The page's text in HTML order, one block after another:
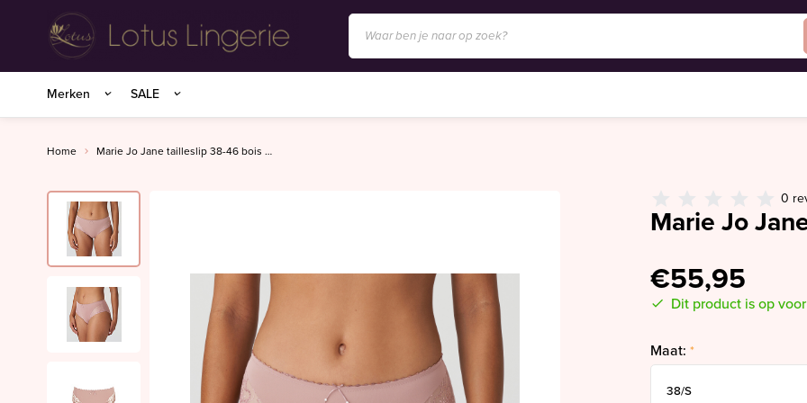
Merken SALE
Anita/Rosa Faia
BIRDLAND sokken
Charlie Choe
Marie Jo
Marie Jo Swim
Superfine organics
Mey Nachtmode
Home Marie Jo Jane tailleslip 38-46 bois de rose
0
Marie Jo
€55,95
Dit product is op
Maat: *